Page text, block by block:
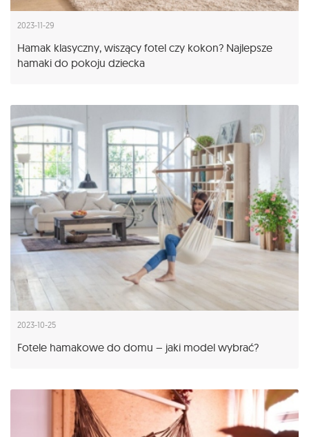
2023-11-29
Hamak klasyczny, wiszący fotel czy kokon? Najlepsze
hamaki do pokoju dziecka
2023-10-25
Fotele hamakowe do domu – jaki model wybrać?